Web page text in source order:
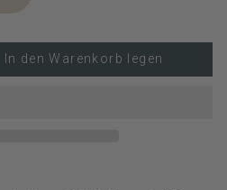
In den Warenkorb legen